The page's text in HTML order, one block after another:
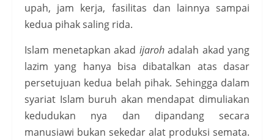
upah, jam kerja, fasilitas dan lainnya sampai
kedua pihak saling rida.
Islam menetapkan akad ijarohadalah akad yang
lazim yang hanya bisa dibatalkan atas dasar
persetujuan kedua belah pihak. Sehingga dalam
syariat Islam buruh akan mendapat dimuliakan
kedudukan nya dan dipandang secara
manusiawi bukan sekedar alat produksi semata.